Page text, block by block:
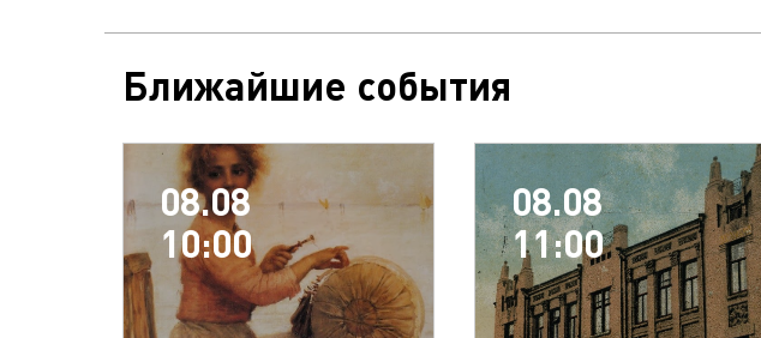
Ближайшие события
08.08
10:00
08.08
11:00